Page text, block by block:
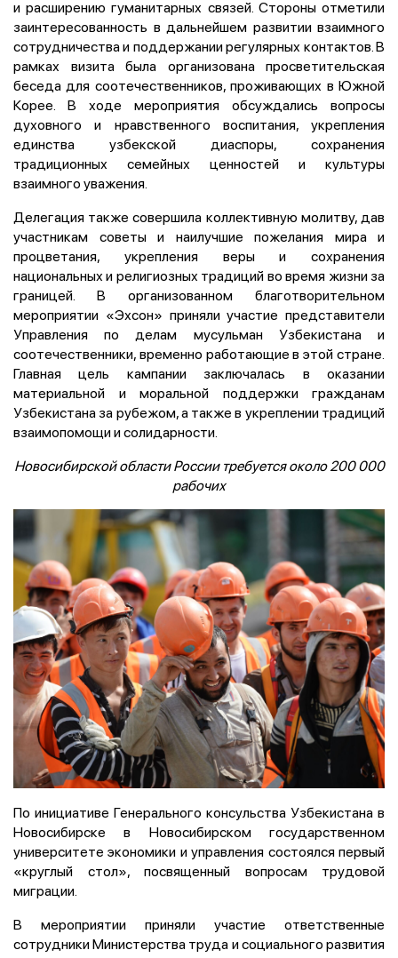
и расширению гуманитарных связей. Стороны отметили
заинтересованность в дальнейшем развитии взаимного
сотрудничества и поддержании регулярных контактов. В
рамках визита была организована просветительская
беседа для соотечественников, проживающих в Южной
Корее. В ходе мероприятия обсуждались вопросы
духовного и нравственного воспитания, укрепления
единства узбекской диаспоры, сохранения
традиционных семейных ценностей и культуры
взаимного уважения.
Делегация также совершила коллективную молитву, дав
участникам советы и наилучшие пожелания мира и
процветания, укрепления веры и сохранения
национальных и религиозных традиций во время жизни за
границей. В организованном благотворительном
мероприятии «Эхсон» приняли участие представители
Управления по делам мусульман Узбекистана и
соотечественники, временно работающие в этой стране.
Главная цель кампании заключалась в оказании
материальной и моральной поддержки гражданам
Узбекистана за рубежом, а также в укреплении традиций
взаимопомощи и солидарности.
Новосибирской области России требуется около 200 000
рабочих
По инициативе Генерального консульства Узбекистана в
Новосибирске в Новосибирском государственном
университете экономики и управления состоялся первый
«круглый стол», посвященный вопросам трудовой
миграции.
В мероприятии приняли участие ответственные
сотрудники Министерства труда и социального развития